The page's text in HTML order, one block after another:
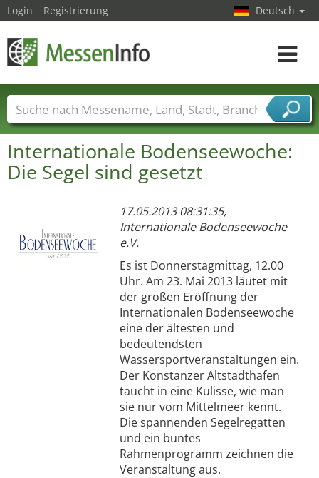
Internationale Bodenseewoche:
Die Segel sind gesetzt
17.05.2013 08:31:35,
Internationale Bodenseewoche
e.V.
Es ist Donnerstagmittag, 12.00
Uhr. Am 23. Mai 2013 läutet mit
der großen Eröffnung der
Internationalen Bodenseewoche
eine der ältesten und
bedeutendsten
Wassersportveranstaltungen ein.
Der Konstanzer Altstadthafen
taucht in eine Kulisse, wie man
sie nur vom Mittelmeer kennt.
Die spannenden Segelregatten
und ein buntes
Rahmenprogramm zeichnen die
Veranstaltung aus.
Login Registrierung Deutsch
Toggle
Messenamen Länder Städte
Branchen
Dienstleisterbranchen